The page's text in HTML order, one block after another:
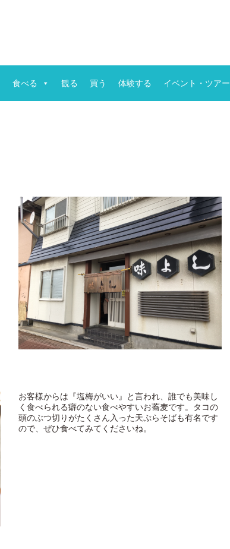
食べる 観る 買う 体験する イベント・ツアー
お客様からは『塩梅がいい』と言われ、誰でも美味し
く食べられる癖のない食べやすいお蕎麦です。タコの
頭のぶつ切りがたくさん入った天ぷらそばも有名です
ので、ぜひ食べてみてくださいね。